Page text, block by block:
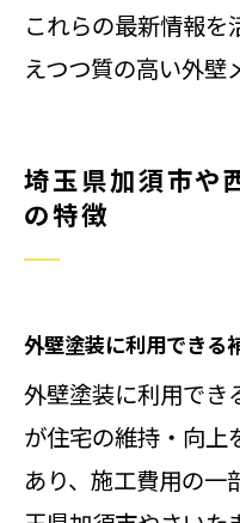
これらの最新情報を
えつつ質の高い外壁
埼玉県加須市や
の特徴
外壁塗装に利用できる
外壁塗装に利用でき
が住宅の維持・向上
あり、施工費用の一